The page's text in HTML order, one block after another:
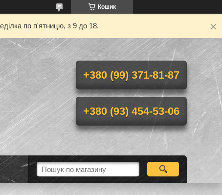
Кошик
по п'ятницю, з 9 до 18.
+380 (99) 371-81-87
+380 (93) 454-53-06